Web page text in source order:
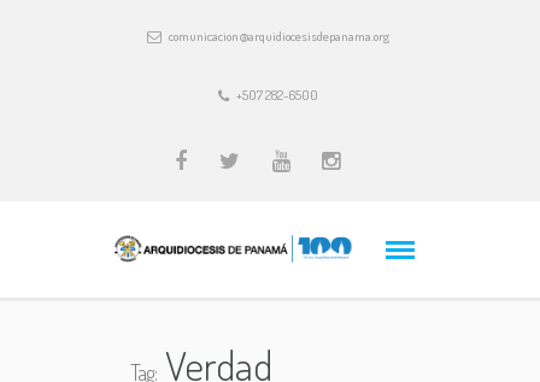
comunicacion@arquidiocesisdepanama.org
+507 282-6500
Tag:Verdad